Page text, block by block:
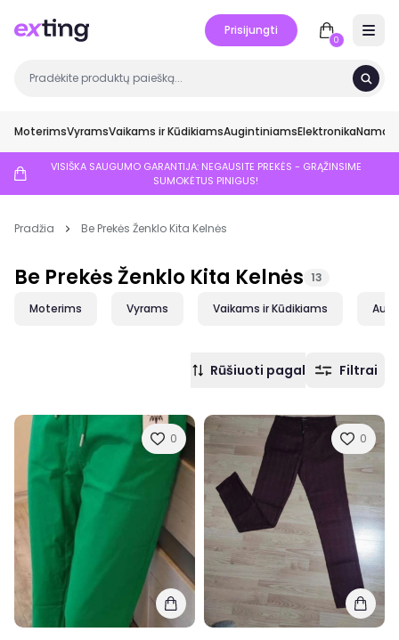
Prisijungti
0
MoterimsVyramsVaikams ir KūdikiamsAugintiniamsElektronikaNamai
VISIŠKA SAUGUMO GARANTIJA: NEGAUSITE PREKĖS - GRĄŽINSIME
SUMOKĖTUS PINIGUS!
Pradžia Be Prekės Ženklo Kita Kelnės
Be Prekės Ženklo Kita Kelnės 13
Moterims Vyrams Vaikams ir Kūdikiams
Rūšiuoti pagal Filtrai
0 0